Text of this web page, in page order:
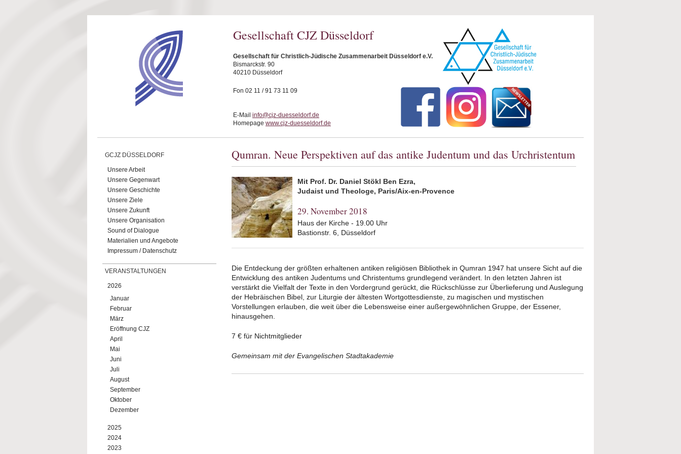
Gesellschaft CJZ Düsseldorf
Gesellschaft für Christlich-Jüdische Zusammenarbeit Düsseldorf e.V.
Bismarckstr. 90
40210 Düsseldorf
Fon 02 11 / 91 73 11 09
E-Mail info@cjz-duesseldorf.de
Homepage www.cjz-duesseldorf.de
GCJZ DÜSSELDORF
Unsere Arbeit
Unsere Gegenwart
Unsere Geschichte
Unsere Ziele
Unsere Zukunft
Unsere Organisation
Sound of Dialogue
Materialien und Angebote
Impressum / Datenschutz
VERANSTALTUNGEN
2026
Januar
Februar
März
Eröffnung CJZ
April
Mai
Juni
Juli
August
September
Oktober
Dezember
2025
2024
2023
Qumran. Neue Perspektiven auf das antike Judentum und das Urchristentum
Mit Prof. Dr. Daniel Stökl Ben Ezra,
Judaist und Theologe, Paris/Aix-en-Provence
29. November 2018
Haus der Kirche - 19.00 Uhr
Bastionstr. 6, Düsseldorf
Die Entdeckung der größten erhaltenen antiken religiösen Bibliothek in Qumran 1947 hat unsere Sicht auf die
Entwicklung des antiken Judentums und Christentums grundlegend verändert. In den letzten Jahren ist
verstärkt die Vielfalt der Texte in den Vordergrund gerückt, die Rückschlüsse zur Überlieferung und Auslegung
der Hebräischen Bibel, zur Liturgie der ältesten Wortgottesdienste, zu magischen und mystischen
Vorstellungen erlauben, die weit über die Lebensweise einer außergewöhnlichen Gruppe, der Essener,
hinausgehen.
7 € für Nichtmitglieder
Gemeinsam mit der Evangelischen Stadtakademie